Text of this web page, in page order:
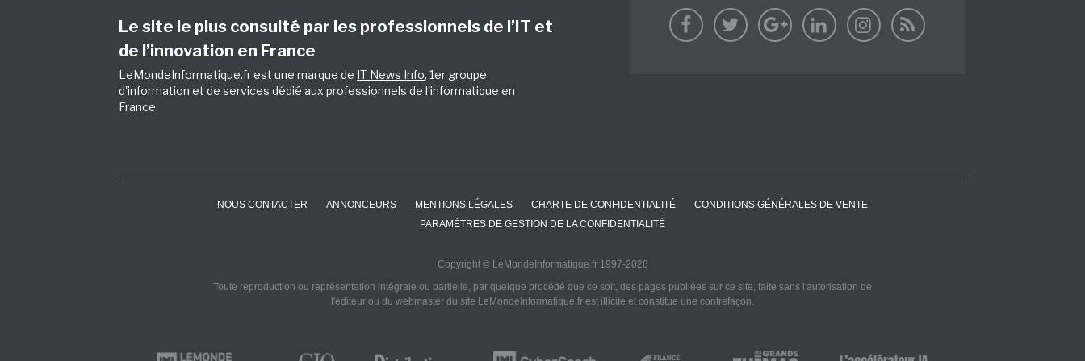
Le site le plus consulté par les professionnels de l’IT et
de l’innovation en France
LeMondeInformatique.fr est une marque de IT News Info, 1er groupe
d'information et de services dédié aux professionnels de l'informatique en
France.
NOUS CONTACTER ANNONCEURS MENTIONS LÉGALES CHARTE DE CONFIDENTIALITÉ
CONDITIONS GÉNÉRALES DE VENTE
PARAMÈTRES DE GESTION DE LA CONFIDENTIALITÉ
Copyright © LeMondeInformatique.fr 1997-2026
Toute reproduction ou représentation intégrale ou partielle, par quelque procédé que ce soit, des pages publiées sur ce site, faite sans l'autorisation de
l'éditeur ou du webmaster du site LeMondeInformatique.fr est illicite et constitue une contrefaçon.